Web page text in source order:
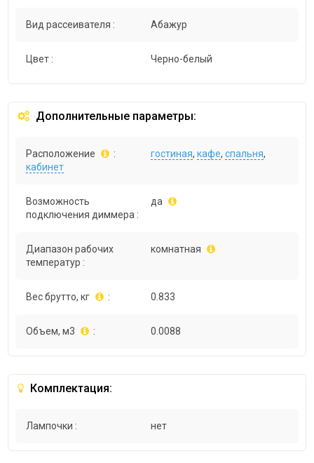
Вид рассеивателя : Абажур
Цвет : Черно-белый
Дополнительные параметры:
Расположение : гостиная,кафе,спальня,
кабинет
Возможность
подключения диммера :
да
Диапазон рабочих
температур :
комнатная
Вес брутто, кг : 0.833
Объем, м3 : 0.0088
Комплектация:
Лампочки : нет